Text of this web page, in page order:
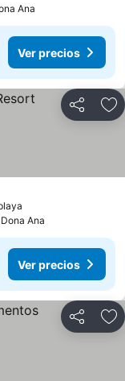
Ana
Ver precios
Compartir
Ana
Ver precios
Compartir